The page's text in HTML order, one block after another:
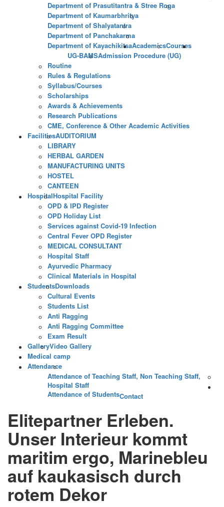
Department of Prasutitantra & Stree Roga
Department of Kaumarbhritya
Department of Shalyatantra
Department of Panchakarma
Department of KayachikitsaAcademicsCourses
UG-BAMSAdmission Procedure (UG)
Routine
Rules & Regulations
Syllabus/Courses
Scholarships
Awards & Achievements
Research Publications
CME, Conference & Other Academic Activities
FacilitiesAUDITORIUM
LIBRARY
HERBAL GARDEN
MANUFACTURING UNITS
HOSTEL
CANTEEN
HospitalHospital Facility
OPD & IPD Register
OPD Holiday List
Services against Covid-19 Infection
Central Fever OPD Register
MEDICAL CONSULTANT
Hospital Staff
Ayurvedic Pharmacy
Clinical Materials in Hospital
StudentsDownloads
Cultural Events
Students List
Anti Ragging
Anti Ragging Committee
Exam Result
GalleryVideo Gallery
Medical camp
Attendance
Attendance of Teaching Staff, Non Teaching Staff,
Hospital Staff
Attendance of StudentsContact
Elitepartner Erleben.
Unser Interieur kommt
maritim ergo, Marinebleu
auf kaukasisch durch
rotem Dekor